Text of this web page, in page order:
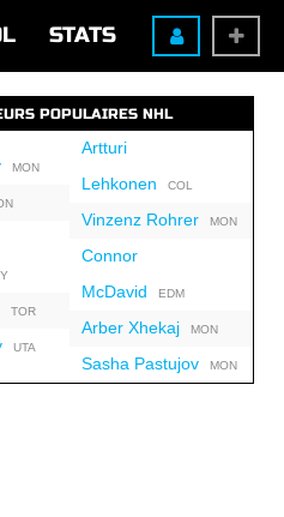
STATS
POPULAIRES NHL
MON
TOR
UTA
Artturi
Lehkonen COL
Vinzenz RohrerMON
Connor
McDavid EDM
Arber XhekajMON
Sasha PastujovMON